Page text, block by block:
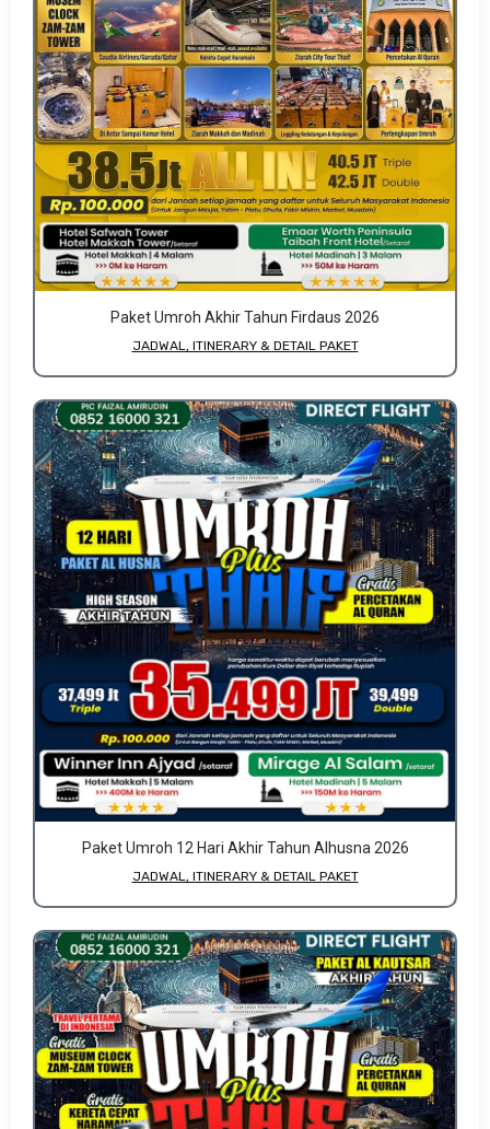
Paket Umroh Akhir Tahun Firdaus 2026
JADWAL, ITINERARY & DETAIL PAKET
Paket Umroh 12 Hari Akhir Tahun Alhusna 2026
JADWAL, ITINERARY & DETAIL PAKET